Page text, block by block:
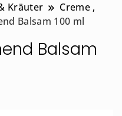
Kräuter
Creme ,
Balsam 100 ml
Balsam